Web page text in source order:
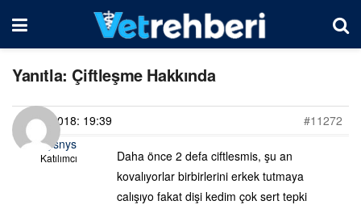
Yanıtla: Çiftleşme Hakkında
14/06/2018: 19:39
#11272
brkysnys
Katılımcı
Daha önce 2 defa ciftlesmis, şu an
kovalıyorlar birbirlerini erkek tutmaya
calışıyo fakat dişi kedim çok sert tepki